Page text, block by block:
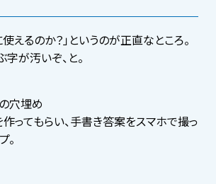
使えるのか？」というのが正直なところ。
字が汚いぞ、と。
穴埋め
ってもらい、手書き答案をスマホで撮っ
。